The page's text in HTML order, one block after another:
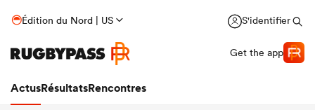
Édition du Nord | US S'identifier
Get the app
ActusRésultatsRencontres